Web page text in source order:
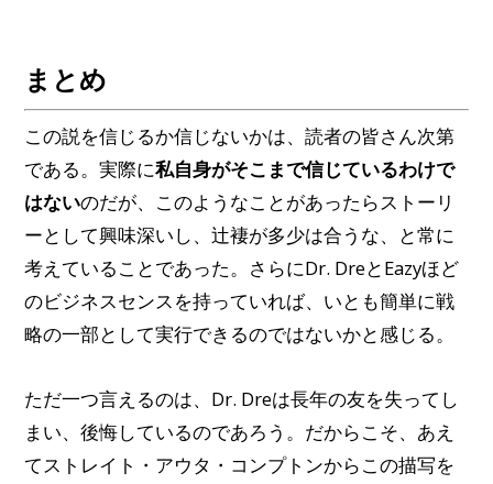
まとめ
この説を信じるか信じないかは、読者の皆さん次第
である。実際に私自身がそこまで信じているわけで
はないのだが、このようなことがあったらストーリ
ーとして興味深いし、辻褄が多少は合うな、と常に
考えていることであった。さらにDr. DreとEazyほど
のビジネスセンスを持っていれば、いとも簡単に戦
略の一部として実行できるのではないかと感じる。
ただ一つ言えるのは、Dr. Dreは長年の友を失ってし
まい、後悔しているのであろう。だからこそ、あえ
てストレイト・アウタ・コンプトンからこの描写を